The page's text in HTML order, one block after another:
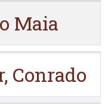
Maia
Conrado